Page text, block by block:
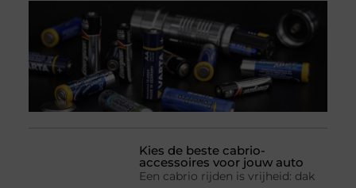
Kies de beste cabrio-
accessoires voor jouw auto
Een cabrio rijden is vrijheid: dak